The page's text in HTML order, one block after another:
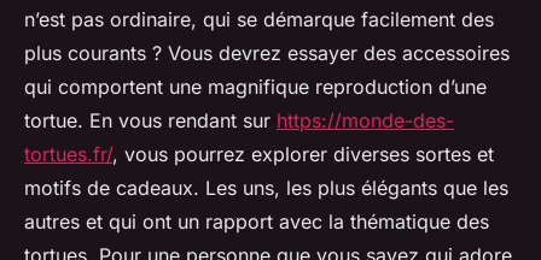
n’est pas ordinaire, qui se démarque facilement des
plus courants ? Vous devrez essayer des accessoires
qui comportent une magnifique reproduction d’une
tortue. En vous rendant sur https://monde-des-
tortues.fr/, vous pourrez explorer diverses sortes et
motifs de cadeaux. Les uns, les plus élégants que les
autres et qui ont un rapport avec la thématique des